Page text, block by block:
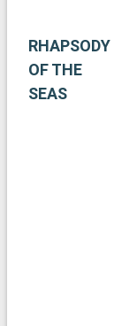
RHAPSODY
OF THE
SEAS